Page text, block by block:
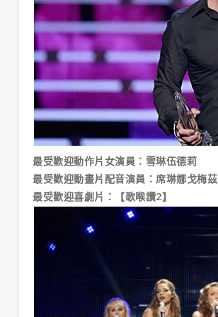
最受歡迎動作片女演員：雪琳伍德莉
最受歡迎動畫片配音演員：席琳娜戈梅茲
最受歡迎喜劇片：【歌喉讚2】